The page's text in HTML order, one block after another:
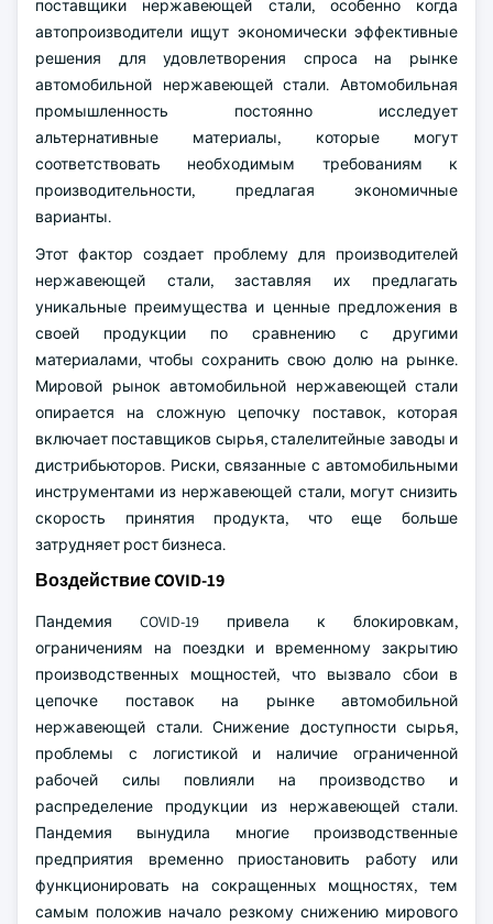
поставщики нержавеющей стали, особенно когда
автопроизводители ищут экономически эффективные
решения для удовлетворения спроса на рынке
автомобильной нержавеющей стали. Автомобильная
промышленность постоянно исследует
альтернативные материалы, которые могут
соответствовать необходимым требованиям к
производительности, предлагая экономичные
варианты.
Этот фактор создает проблему для производителей
нержавеющей стали, заставляя их предлагать
уникальные преимущества и ценные предложения в
своей продукции по сравнению с другими
материалами, чтобы сохранить свою долю на рынке.
Мировой рынок автомобильной нержавеющей стали
опирается на сложную цепочку поставок, которая
включает поставщиков сырья, сталелитейные заводы и
дистрибьюторов. Риски, связанные с автомобильными
инструментами из нержавеющей стали, могут снизить
скорость принятия продукта, что еще больше
затрудняет рост бизнеса.
Воздействие COVID-19
Пандемия COVID-19 привела к блокировкам,
ограничениям на поездки и временному закрытию
производственных мощностей, что вызвало сбои в
цепочке поставок на рынке автомобильной
нержавеющей стали. Снижение доступности сырья,
проблемы с логистикой и наличие ограниченной
рабочей силы повлияли на производство и
распределение продукции из нержавеющей стали.
Пандемия вынудила многие производственные
предприятия временно приостановить работу или
функционировать на сокращенных мощностях, тем
самым положив начало резкому снижению мирового